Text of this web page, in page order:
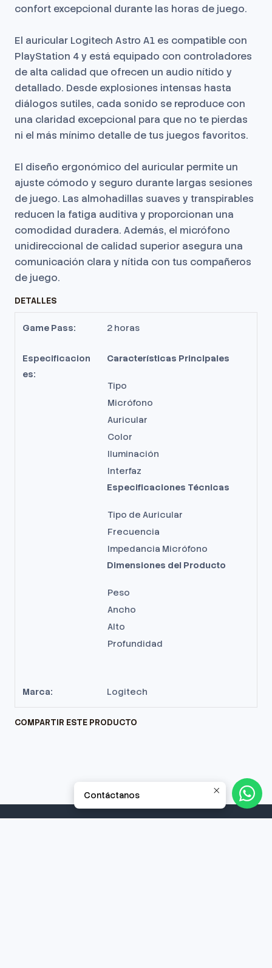
confort excepcional durante las horas de juego.
El auricular Logitech Astro A1 es compatible con
PlayStation 4 y está equipado con controladores
de alta calidad que ofrecen un audio nítido y
detallado. Desde explosiones intensas hasta
diálogos sutiles, cada sonido se reproduce con
una claridad excepcional para que no te pierdas
ni el más mínimo detalle de tus juegos favoritos.
El diseño ergonómico del auricular permite un
ajuste cómodo y seguro durante largas sesiones
de juego. Las almohadillas suaves y transpirables
reducen la fatiga auditiva y proporcionan una
comodidad duradera. Además, el micrófono
unidireccional de calidad superior asegura una
comunicación clara y nítida con tus compañeros
de juego.
DETALLES
Game Pass: 2 horas
Especificacion
es:
Características Principales
Tipo
Micrófono
Auricular
Color
Iluminación
Interfaz
Especificaciones Técnicas
Tipo de Auricular
Frecuencia
Impedancia Micrófono
Dimensiones del Producto
Peso
Ancho
Alto
Profundidad
Marca: Logitech
COMPARTIR ESTE PRODUCTO
Contáctanos